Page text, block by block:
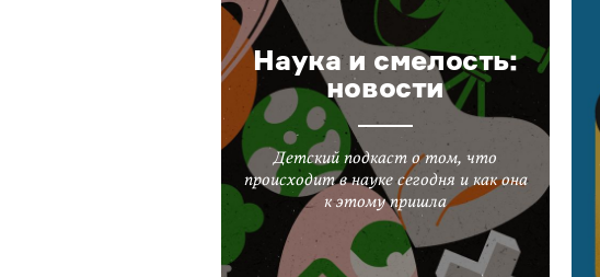
Наука и смелость:
новости
Детский подкаст о том, что
происходит в науке сегодня и как она
к этому пришла